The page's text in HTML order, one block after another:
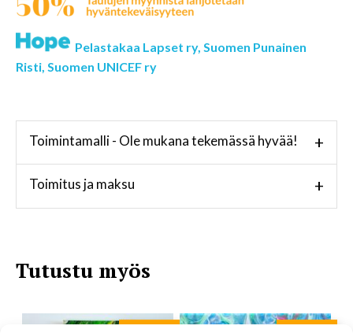
Pelastakaa Lapset ry, Suomen Punainen
Risti, Suomen UNICEF ry
Toimintamalli - Ole mukana tekemässä hyvää! +
Toimitus ja maksu +
Tutustu myös